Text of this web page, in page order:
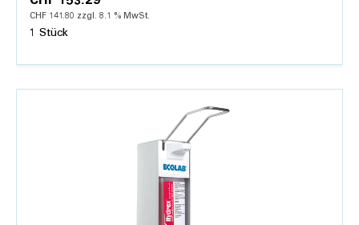
CHF 141.80 zzgl. 8.1 % MwSt.
1 Stück
Details